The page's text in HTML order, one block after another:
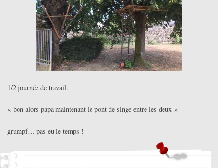
1/2 journée de travail.
« bon alors papa maintenant le pont de singe entre les deux »
grumpf… pas eu le temps !